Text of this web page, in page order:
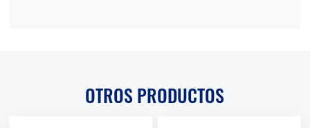
OTROS PRODUCTOS